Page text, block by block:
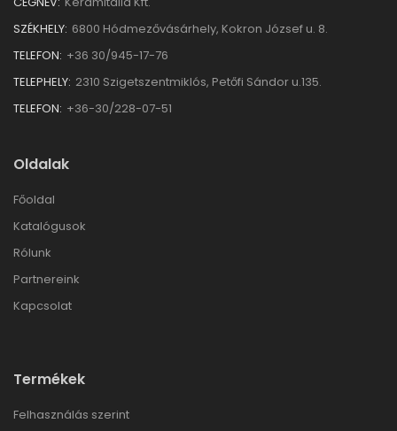
SZÉKHELY: 6800 Hódmezővásárhely, Kokron József u. 8.
TELEFON: +36 30/945-17-76
TELEPHELY: 2310 Szigetszentmiklós, Petőfi Sándor u.135.
TELEFON: +36-30/228-07-51
Oldalak
Főoldal
Katalógusok
Rólunk
Partnereink
Kapcsolat
Termékek
Felhasználás szerint